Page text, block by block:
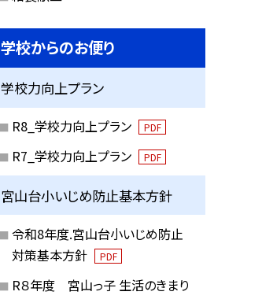
学校からのお便り
学校力向上プラン
R8_学校力向上プラン PDF
R7_学校力向上プラン PDF
宮山台小いじめ防止基本方針
令和8年度.宮山台小いじめ防止
対策基本方針
PDF
R８年度 宮山っ子 生活のきまり